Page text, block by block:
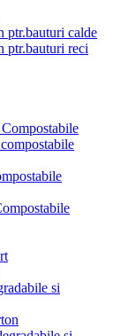
ptr.bauturi calde
ptr.bauturi reci
si